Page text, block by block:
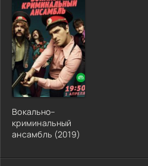
Вокально–
криминальный
ансамбль (2019)